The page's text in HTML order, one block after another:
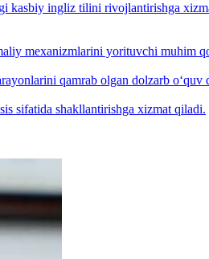
kasbiy ingliz tilini rivojlantirishga
mexanizmlarini yorituvchi muhim
qamrab olgan dolzarb o‘quv
sifatida shakllantirishga xizmat qiladi.